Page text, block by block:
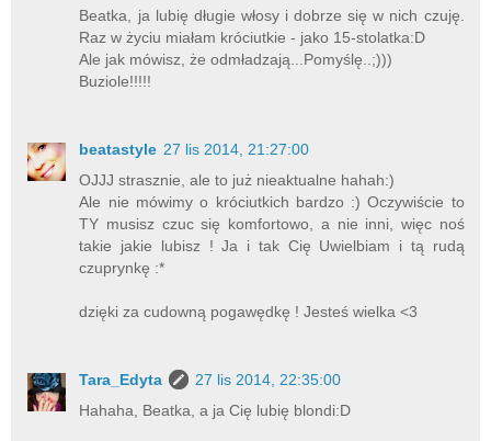
Beatka, ja lubię długie włosy i dobrze się w nich czuję.
Raz w życiu miałam króciutkie - jako 15-stolatka:D
Ale jak mówisz, że odmładzają...Pomyślę..;)))
Buziole!!!!!
beatastyle 27 lis 2014, 21:27:00
OJJJ strasznie, ale to już nieaktualne hahah:)
Ale nie mówimy o króciutkich bardzo :) Oczywiście to
TY musisz czuc się komfortowo, a nie inni, więc noś
takie jakie lubisz ! Ja i tak Cię Uwielbiam i tą rudą
czuprynkę :*
dzięki za cudowną pogawędkę ! Jesteś wielka <3
Tara_Edyta
27 lis 2014, 22:35:00
Hahaha, Beatka, a ja Cię lubię blondi:D